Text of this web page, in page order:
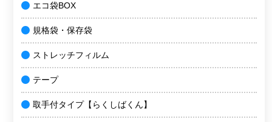
エコ袋BOX
規格袋・保存袋
ストレッチフィルム
テープ
取手付タイプ【らくしばくん】